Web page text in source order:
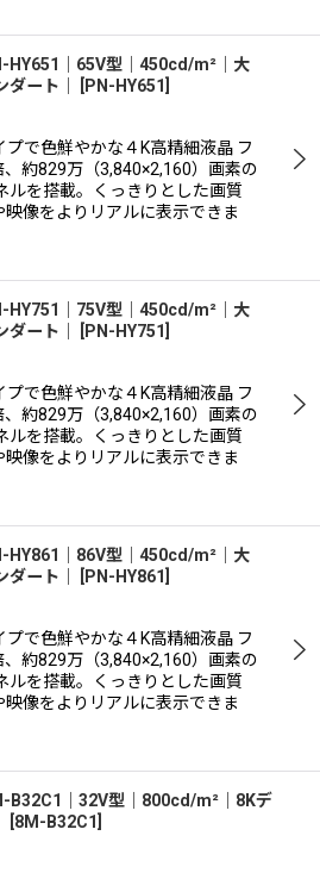
HY651｜65V型｜450cd/m²｜大
ート｜
PN-HY651
で色鮮やかな４K高精細液晶 フ
、約829万（3,840×2,160）画素の
ルを搭載。くっきりとした画質
映像をよりリアルに表示できま
HY751｜75V型｜450cd/m²｜大
ート｜
PN-HY751
で色鮮やかな４K高精細液晶 フ
、約829万（3,840×2,160）画素の
ルを搭載。くっきりとした画質
映像をよりリアルに表示できま
HY861｜86V型｜450cd/m²｜大
ート｜
PN-HY861
で色鮮やかな４K高精細液晶 フ
、約829万（3,840×2,160）画素の
ルを搭載。くっきりとした画質
映像をよりリアルに表示できま
B32C1｜32V型｜800cd/m²｜8Kデ
8M-B32C1